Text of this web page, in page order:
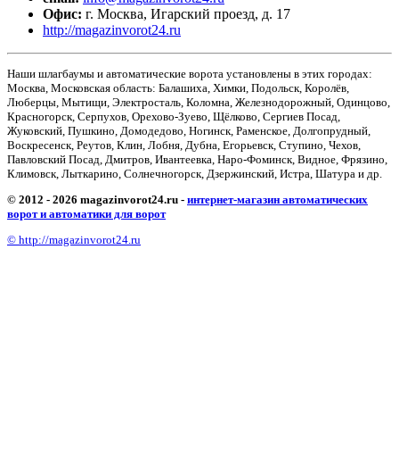
Офис: г. Москва, Игарский проезд, д. 17
http://magazinvorot24.ru
Наши шлагбаумы и автоматические ворота установлены в этих городах:
Москва, Московская область: Балашиха, Химки, Подольск, Королёв,
Люберцы, Мытищи, Электросталь, Коломна, Железнодорожный, Одинцово,
Красногорск, Серпухов, Орехово-Зуево, Щёлково, Сергиев Посад,
Жуковский, Пушкино, Домодедово, Ногинск, Раменское, Долгопрудный,
Воскресенск, Реутов, Клин, Лобня, Дубна, Егорьевск, Ступино, Чехов,
Павловский Посад, Дмитров, Ивантеевка, Наро-Фоминск, Видное, Фрязино,
Климовск, Лыткарино, Солнечногорск, Дзержинский, Истра, Шатура и др.
© 2012 - 2026 magazinvorot24.ru - интернет-магазин автоматических
ворот и автоматики для ворот
© http://magazinvorot24.ru